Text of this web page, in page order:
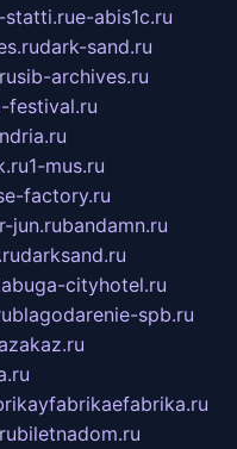
e-abis1c.ru
dark-sand.ru
sib-archives.ru
festival.ru
1-mus.ru
factory.ru
jun.rubandamn.ru
darksand.ru
cityhotel.ru
blagodarenie-spb.ru
biletnadom.ru